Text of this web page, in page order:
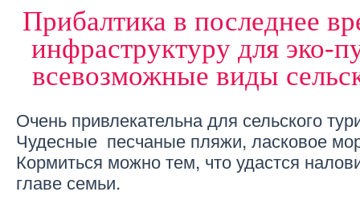
Прибалтика в последнее
инфраструктуру для эко-
всевозможные виды
Очень привлекательна для сельского
Чудесные песчаные пляжи, ласковое
Кормиться можно тем, что удастся
главе семьи.